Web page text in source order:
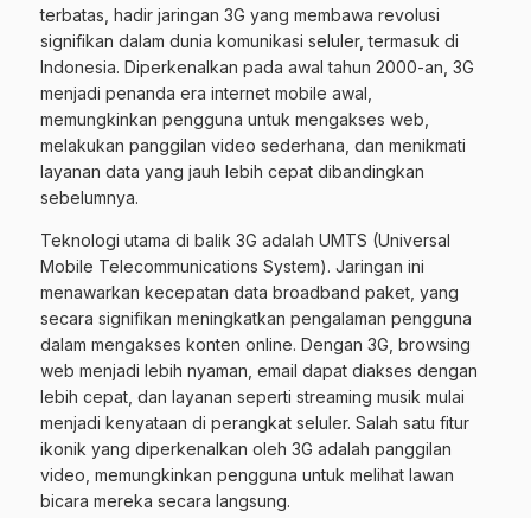
terbatas, hadir jaringan 3G yang membawa revolusi
signifikan dalam dunia komunikasi seluler, termasuk di
Indonesia. Diperkenalkan pada awal tahun 2000-an, 3G
menjadi penanda era internet mobile awal,
memungkinkan pengguna untuk mengakses web,
melakukan panggilan video sederhana, dan menikmati
layanan data yang jauh lebih cepat dibandingkan
sebelumnya.
Teknologi utama di balik 3G adalah UMTS (Universal
Mobile Telecommunications System). Jaringan ini
menawarkan kecepatan data broadband paket, yang
secara signifikan meningkatkan pengalaman pengguna
dalam mengakses konten online. Dengan 3G, browsing
web menjadi lebih nyaman, email dapat diakses dengan
lebih cepat, dan layanan seperti streaming musik mulai
menjadi kenyataan di perangkat seluler. Salah satu fitur
ikonik yang diperkenalkan oleh 3G adalah panggilan
video, memungkinkan pengguna untuk melihat lawan
bicara mereka secara langsung.